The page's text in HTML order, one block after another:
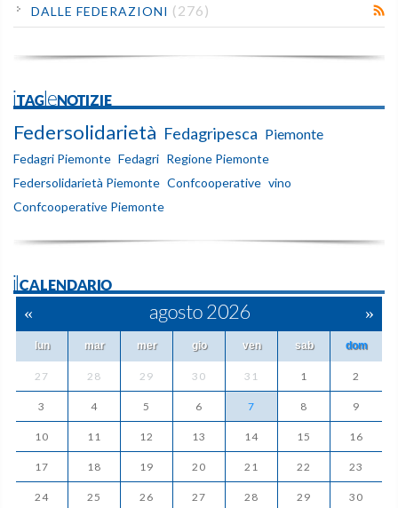
DALLE FEDERAZIONI (276)
iTAGleNOTIZIE
Federsolidarietà Fedagripesca Piemonte
Fedagri Piemonte Fedagri Regione Piemonte
Federsolidarietà Piemonte Confcooperative vino
Confcooperative Piemonte
ilCALENDARIO
« agosto 2026 »
lun mar mer gio ven sab dom
27 28 29 30 31 1 2
3 4 5 6 7 8 9
10 11 12 13 14 15 16
17 18 19 20 21 22 23
24 25 26 27 28 29 30